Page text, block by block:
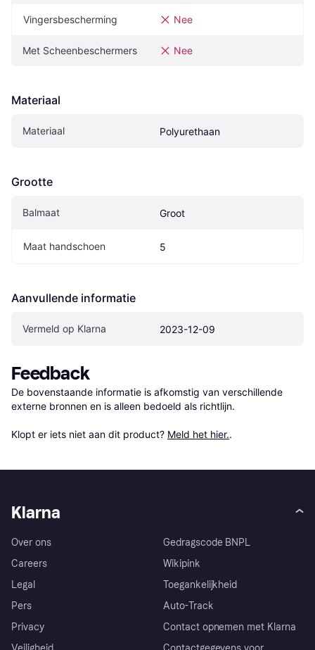
Vingersbescherming Nee
Met Scheenbeschermers Nee
Materiaal
Materiaal Polyurethaan
Grootte
Balmaat Groot
Maat handschoen 5
Aanvullende informatie
Vermeld op Klarna 2023-12-09
Feedback
De bovenstaande informatie is afkomstig van verschillende
externe bronnen en is alleen bedoeld als richtlijn.
Klopt er iets niet aan dit product? Meld het hier..
Klarna
Over ons
Careers
Legal
Pers
Privacy
Gedragscode BNPL
Wikipink
Toegankelijkheid
Auto-Track
Contact opnemen met Klarna